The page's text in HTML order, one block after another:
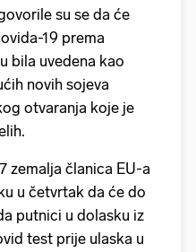
su se da će
19 prema
bila uvedena kao
novih sojeva
otvaranja koje je
zemalja članica EU-a
u četvrtak da će do
putnici u dolasku iz
test prije ulaska u